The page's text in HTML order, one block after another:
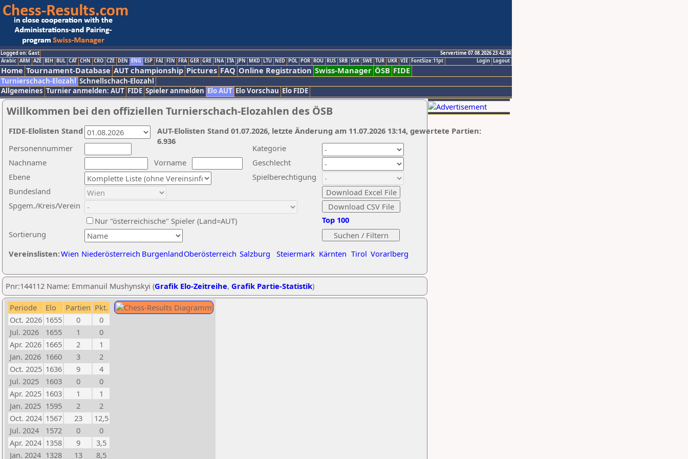
Logged on: Gast
Servertime 07.08.2026 23:42:38
Logout
Login
Arabic ARM AZE BIH BUL CAT CHN CRO CZE DEN ENG ESP FAI FIN FRA GER GRE INA ITA JPN MKD LTU NED POL POR ROU RUS SRB SVK SWE TUR UKR VIE FontSize:11pt
Home Tournament-Database AUT championship Pictures FAQ Online Registration Swiss-Manager ÖSB FIDE
Turnierschach-Elozahl Schnellschach-Elozahl
Allgemeines Turnier anmelden: AUT FIDE Spieler anmelden Elo AUT Elo Vorschau Elo FIDE
Willkommen bei den offiziellen Turnierschach-Elozahlen des ÖSB
Nachname
Vorname
Ebene
Kategorie
Sortierung
Personennummer
Bundesland
Spgem./Kreis/Verein
Geschlecht
Nur "österreichische" Spieler (Land=AUT)
Spielberechtigung
Vereinslisten:Wien Niederösterreich BurgenlandOberösterreich Salzburg Steiermark Kärnten Tirol Vorarlberg
Top 100
AUT-Elolisten Stand 01.07.2026, letzte Änderung am 11.07.2026 13:14, gewertete Partien:
6.936
FIDE-Elolisten Stand
Pnr:144112 Name: Emmanuil Mushynskyi (Grafik Elo-Zeitreihe, Grafik Partie-Statistik)
Periode Elo Partien Pkt.
Oct. 2026 1655 0
0
Jul. 2026
1655 1
0
Apr. 2026 1665 2
1
Jan. 2026 1660 3
2
Oct. 2025 1636 9
4
Jul. 2025
1603 0
0
Apr. 2025 1603 1
1
Jan. 2025 1595 2
2
Oct. 2024 1567 23
12,5
Jul. 2024
1572 0
0
Apr. 2024 1358 9
3,5
Jan. 2024 1328 13 8,5